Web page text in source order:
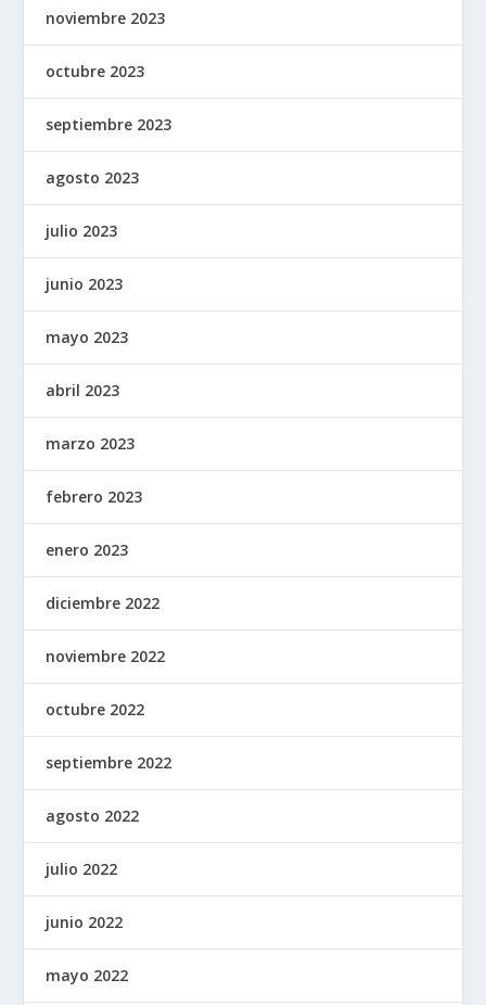
noviembre 2023
octubre 2023
septiembre 2023
agosto 2023
julio 2023
junio 2023
mayo 2023
abril 2023
marzo 2023
febrero 2023
enero 2023
diciembre 2022
noviembre 2022
octubre 2022
septiembre 2022
agosto 2022
julio 2022
junio 2022
mayo 2022